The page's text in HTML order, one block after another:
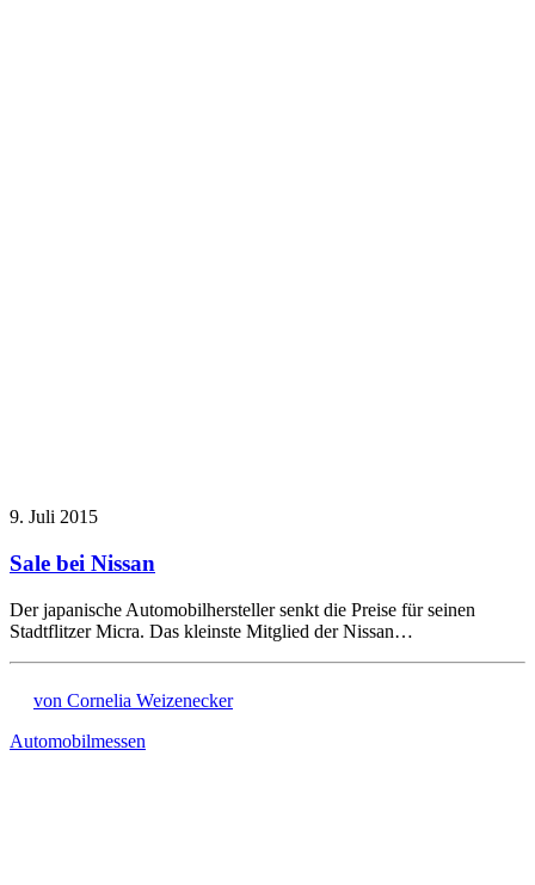
9. Juli 2015
Sale bei Nissan
Der japanische Automobilhersteller senkt die Preise für seinen
Stadtflitzer Micra. Das kleinste Mitglied der Nissan…
von Cornelia Weizenecker
Automobilmessen